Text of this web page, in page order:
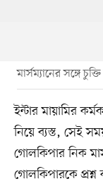
মার্সম্যানের সঙ্গে
ইন্টার মায়ামির
নিয়ে ব্যস্ত, সেই
গোলকিপার নিক
গোলকিপারকে